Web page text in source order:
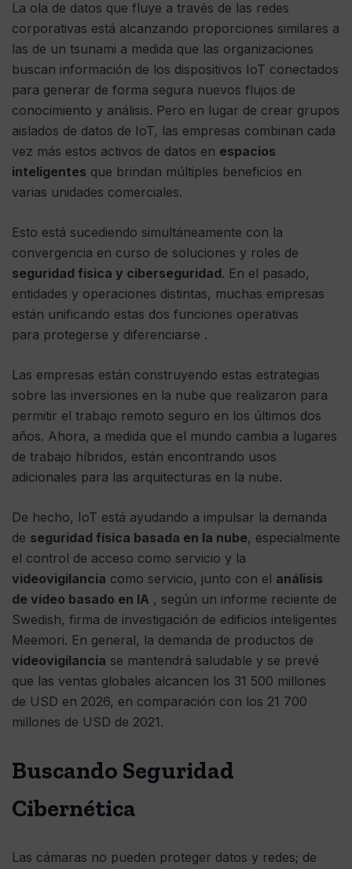
La ola de datos que fluye a través de las redes
corporativas está alcanzando proporciones similares a
las de un tsunami a medida que las organizaciones
buscan información de los dispositivos IoT conectados
para generar de forma segura nuevos flujos de
conocimiento y análisis. Pero en lugar de crear grupos
aislados de datos de IoT, las empresas combinan cada
vez más estos activos de datos en espacios
inteligentes que brindan múltiples beneficios en
varias unidades comerciales.
Esto está sucediendo simultáneamente con la
convergencia en curso de soluciones y roles de
seguridad física y ciberseguridad. En el pasado,
entidades y operaciones distintas, muchas empresas
están unificando estas dos funciones operativas
para protegerse y diferenciarse .
Las empresas están construyendo estas estrategias
sobre las inversiones en la nube que realizaron para
permitir el trabajo remoto seguro en los últimos dos
años. Ahora, a medida que el mundo cambia a lugares
de trabajo híbridos, están encontrando usos
adicionales para las arquitecturas en la nube.
De hecho, IoT está ayudando a impulsar la demanda
de seguridad física basada en la nube, especialmente
el control de acceso como servicio y la
videovigilancia como servicio, junto con el análisis
de vídeo basado en IA , según un informe reciente de
Swedish, firma de investigación de edificios inteligentes
Meemori. En general, la demanda de productos de
videovigilancia se mantendrá saludable y se prevé
que las ventas globales alcancen los 31 500 millones
de USD en 2026, en comparación con los 21 700
millones de USD de 2021.
Buscando Seguridad
Cibernética
Las cámaras no pueden proteger datos y redes; de